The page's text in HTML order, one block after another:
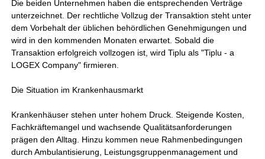
Die beiden Unternehmen haben die entsprechenden Verträge
unterzeichnet. Der rechtliche Vollzug der Transaktion steht unter
dem Vorbehalt der üblichen behördlichen Genehmigungen und
wird in den kommenden Monaten erwartet. Sobald die
Transaktion erfolgreich vollzogen ist, wird Tiplu als "Tiplu - a
LOGEX Company" firmieren.
Die Situation im Krankenhausmarkt
Krankenhäuser stehen unter hohem Druck. Steigende Kosten,
Fachkräftemangel und wachsende Qualitätsanforderungen
prägen den Alltag. Hinzu kommen neue Rahmenbedingungen
durch Ambulantisierung, Leistungsgruppenmanagement und